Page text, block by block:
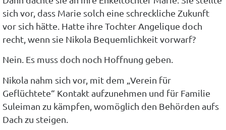
sich vor, dass Marie solch eine schreckliche Zukunft
vor sich hätte. Hatte ihre Tochter Angelique doch
recht, wenn sie Nikola Bequemlichkeit vorwarf?
Nein. Es muss doch noch Hoffnung geben.
Nikola nahm sich vor, mit dem „Verein für
Geflüchtete“ Kontakt aufzunehmen und für Familie
Suleiman zu kämpfen, womöglich den Behörden aufs
Dach zu steigen.